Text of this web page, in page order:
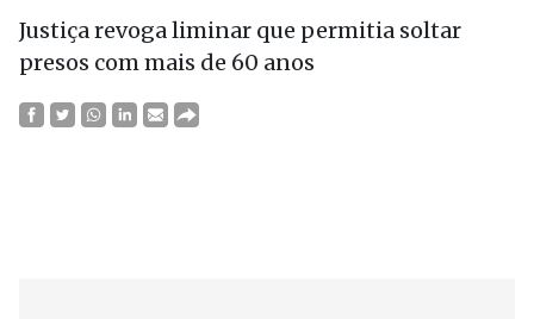
Justiça revoga liminar que permitia soltar
presos com mais de 60 anos